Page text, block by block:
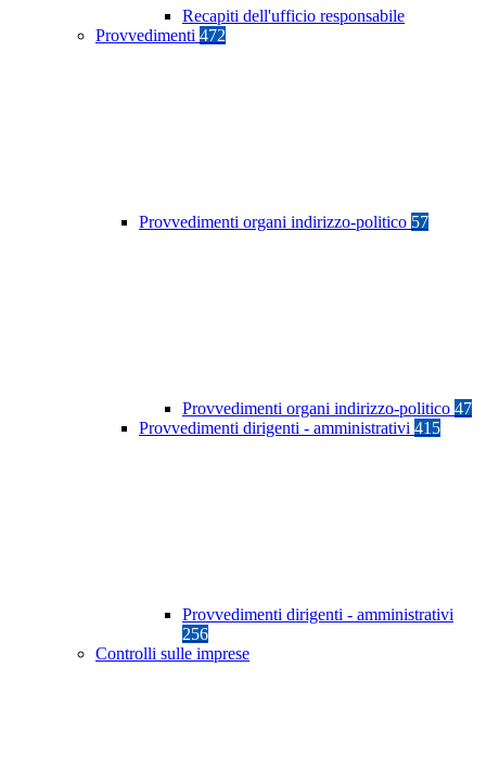
Recapiti dell'ufficio responsabile
Provvedimenti 472
Provvedimenti organi indirizzo-politico 57
Provvedimenti organi indirizzo-politico 47
Provvedimenti dirigenti - amministrativi 415
Provvedimenti dirigenti - amministrativi
256
Controlli sulle imprese